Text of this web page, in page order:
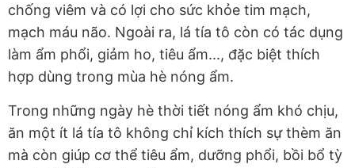
chống viêm và có lợi cho sức khỏe tim mạch,
mạch máu não. Ngoài ra, lá tía tô còn có tác dụng
làm ẩm phổi, giảm ho, tiêu ẩm..., đặc biệt thích
hợp dùng trong mùa hè nóng ẩm.
Trong những ngày hè thời tiết nóng ẩm khó chịu,
ăn một ít lá tía tô không chỉ kích thích sự thèm ăn
mà còn giúp cơ thể tiêu ẩm, dưỡng phổi, bồi bổ tỳ